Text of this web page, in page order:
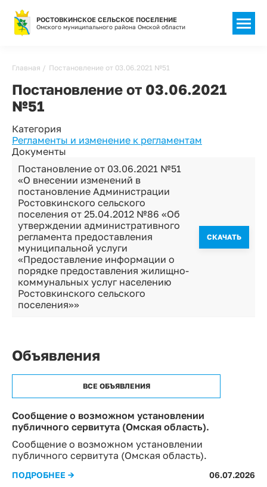
РОСТОВКИНСКОЕ СЕЛЬСКОЕ ПОСЕЛЕНИЕ
Омского муниципального района Омской области
Строка
навигации
Главная Постановление от 03.06.2021 №51
Постановление от 03.06.2021
№51
Категория
Регламенты и изменение к регламентам
Документы
Постановление от 03.06.2021 №51
«О внесении изменений в
постановление Администрации
Ростовкинского сельского
поселения от 25.04.2012 №86 «Об
утверждении административного
регламента предоставления
муниципальной услуги
«Предоставление информации о
порядке предоставления жилищно-
коммунальных услуг населению
Ростовкинского сельского
поселения»»
CКАЧАТЬ
Объявления
ВСЕ ОБЪЯВЛЕНИЯ
Сообщение о возможном установлении
публичного сервитута (Омская область).
Сообщение о возможном установлении
публичного сервитута (Омская область).
ПОДРОБНЕЕ → 06.07.2026